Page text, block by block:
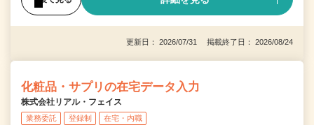
更新日： 2026/07/31 掲載終了日： 2026/08/24
化粧品・サプリの在宅データ入力
株式会社リアル・フェイス
業務委託 登録制 在宅・内職